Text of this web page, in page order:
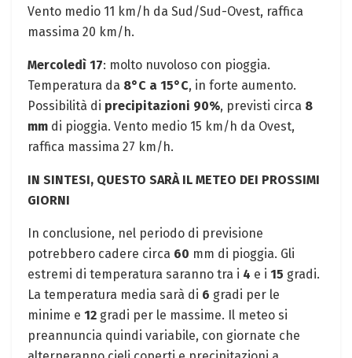
Vento medio 11 km/h da Sud/Sud-Ovest, raffica
massima 20 km/h.
Mercoledì 17: molto nuvoloso con pioggia.
Temperatura da 8°C a 15°C, in forte aumento.
Possibilità di precipitazioni 90%, previsti circa 8
mm di pioggia. Vento medio 15 km/h da Ovest,
raffica massima 27 km/h.
IN SINTESI, QUESTO SARÀ IL METEO DEI PROSSIMI
GIORNI
In conclusione, nel periodo di previsione
potrebbero cadere circa 60 mm di pioggia. Gli
estremi di temperatura saranno tra i 4 e i 15 gradi.
La temperatura media sarà di 6 gradi per le
minime e 12 gradi per le massime. Il meteo si
preannuncia quindi variabile, con giornate che